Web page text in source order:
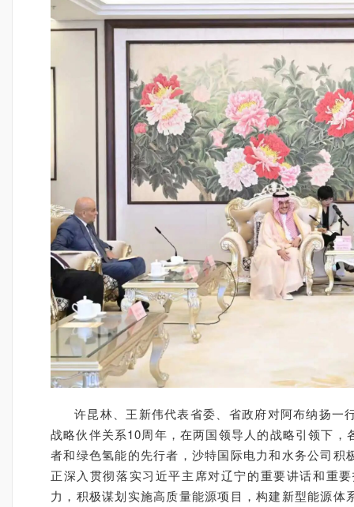
许昆林、王新伟代表省委、省政府对阿布纳扬
战略伙伴关系10周年，在两国领导人的战略引领下
者和绿色氢能的先行者，沙特国际电力和水务公司
正深入贯彻落实习近平主席对辽宁的重要讲话和重
力，积极谋划实施高质量能源项目，构建新型能源